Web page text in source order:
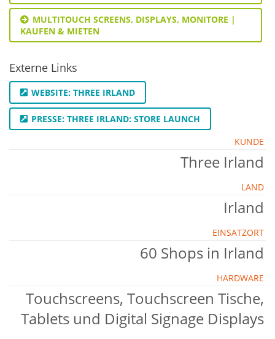
MULTITOUCH SCREENS, DISPLAYS, MONITORE |
KAUFEN & MIETEN
Externe Links
WEBSITE: THREE IRLAND
PRESSE: THREE IRLAND: STORE LAUNCH
KUNDE
Three Irland
LAND
Irland
EINSATZORT
60 Shops in Irland
HARDWARE
Touchscreens, Touchscreen Tische,
Tablets und Digital Signage Displays